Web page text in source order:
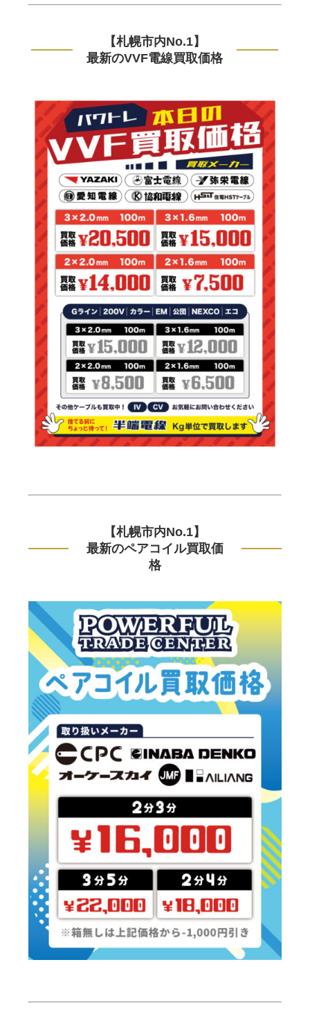
【札幌市内No.1】
最新のVVF電線買取価格
【札幌市内No.1】
最新のペアコイル買取価
格